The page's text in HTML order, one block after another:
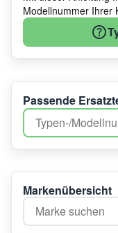
Modellnummer Ihrer
Passende
Markenübersicht
Marke suchen